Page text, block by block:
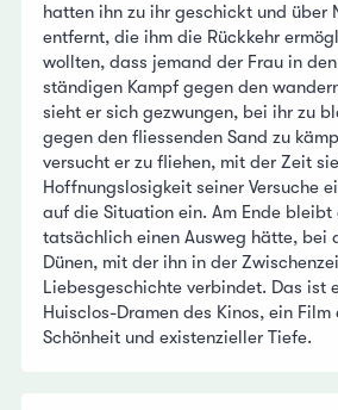
hatten ihn zu ihr geschickt und über
entfernt, die ihm die Rückkehr
wollten, dass jemand der Frau in
ständigen Kampf gegen den
sieht er sich gezwungen, bei ihr zu
gegen den fliessenden Sand zu
versucht er zu fliehen, mit der Zeit
Hoffnungslosigkeit seiner Versuche
auf die Situation ein. Am Ende bleibt
tatsächlich einen Ausweg hätte, bei
Dünen, mit der ihn in der
Liebesgeschichte verbindet. Das ist
Huisclos-Dramen des Kinos, ein
Schönheit und existenzieller Tiefe.